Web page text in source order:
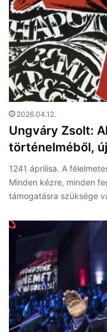
2026.04.12.
Ungváry Zsolt:
történelméből,
1241 áprilisa. A
Minden kézre, minden
támogatásra szüksége